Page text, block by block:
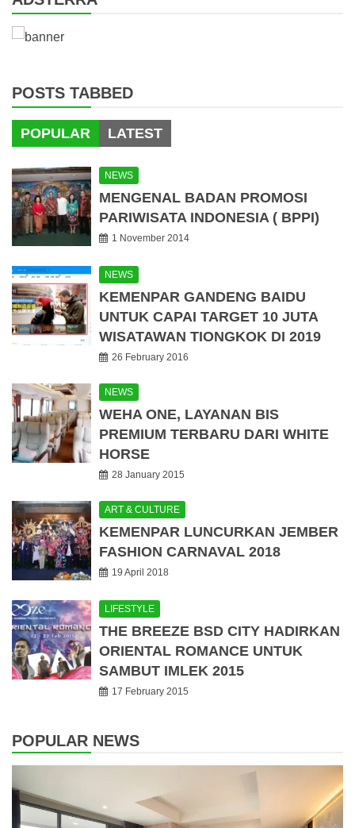
POSTS TABBED
POPULAR LATEST
NEWS
MENGENAL BADAN PROMOSI
PARIWISATA INDONESIA ( BPPI)
1 November 2014
NEWS
KEMENPAR GANDENG BAIDU
UNTUK CAPAI TARGET 10 JUTA
WISATAWAN TIONGKOK DI 2019
26 February 2016
NEWS
WEHA ONE, LAYANAN BIS
PREMIUM TERBARU DARI WHITE
HORSE
28 January 2015
ART & CULTURE
KEMENPAR LUNCURKAN JEMBER
FASHION CARNAVAL 2018
19 April 2018
LIFESTYLE
THE BREEZE BSD CITY HADIRKAN
ORIENTAL ROMANCE UNTUK
SAMBUT IMLEK 2015
17 February 2015
POPULAR NEWS